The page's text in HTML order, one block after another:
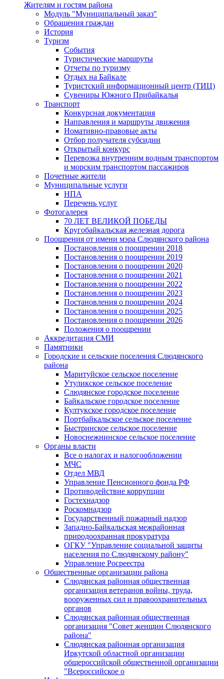
Жителям и гостям района
Модуль "Муниципальный заказ"
Обращения граждан
История
Туризм
События
Туристические маршруты
Отчеты по туризму
Отдых на Байкале
Туристский информационный центр (ТИЦ)
Сувениры Южного Прибайкалья
Транспорт
Конкурсная документация
Направления и маршруты движения
Номативно-правовые акты
Отбор получателя субсидии
Открытый конкурс
Перевозка внутренним водным транспортом
и морским транспортом пассажиров
Почетные жители
Муниципальные услуги
НПА
Перечень услуг
Фотогалерея
70 ЛЕТ ВЕЛИКОЙ ПОБЕДЫ
Кругобайкальская железная дорога
Поощрения от имени мэра Слюдянского района
Постановления о поощрении 2018
Постановления о поощрении 2019
Постановления о поощрении 2020
Постановления о поощрении 2021
Постановления о поощрении 2022
Постановления о поощрении 2023
Постановления о поощрении 2024
Постановления о поощрении 2025
Постановления о поощрении 2026
Положения о поощрении
Аккредитация СМИ
Памятники
Городские и сельские поселения Слюдянского
района
Маритуйское сельское поселение
Утуликское сельское поселение
Слюдянское городское поселение
Байкальское городское поселение
Култукское городское поселение
Портбайкальское сельское поселение
Быстринское сельское поселение
Новоснежнинское сельское поселение
Органы власти
Все о налогах и налогообложении
МЧС
Отдел МВД
Управление Пенсионного фонда РФ
Противодействие коррупции
Гостехнадзор
Роскомнадзор
Государственный пожарный надзор
Западно-Байкальская межрайонная
природоохранная прокуратура
ОГКУ "Управление социальной защиты
населения по Слюдянскому району"
Управление Росреестра
Общественные организации района
Слюдянская районная общественная
организация ветеранов войны, труда,
вооруженных сил и правоохранительных
органов
Слюдянская районная общественная
организация "Совет женщин Слюдянского
района"
Слюдянская районная организация
Иркутской областной организации
общероссийской общественной организации
"Всероссийское о